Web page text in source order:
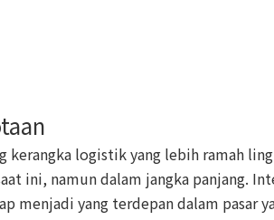
logistik yang lebih ramah
ini, namun dalam jangka panjang.
menjadi yang terdepan dalam pasar